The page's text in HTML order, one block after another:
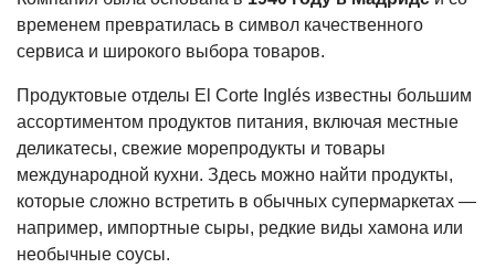
временем превратилась в символ качественного
сервиса и широкого выбора товаров.
Продуктовые отделы El Corte Inglés известны большим
ассортиментом продуктов питания, включая местные
деликатесы, свежие морепродукты и товары
международной кухни. Здесь можно найти продукты,
которые сложно встретить в обычных супермаркетах —
например, импортные сыры, редкие виды хамона или
необычные соусы.